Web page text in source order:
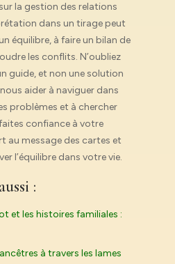
la gestion des relations
dans un tirage peut
équilibre, à faire un bilan de
les conflits. N’oubliez
guide, et non une solution
aider à naviguer dans
problèmes et à chercher
confiance à votre
au message des cartes et
l’équilibre dans votre vie.
:
et les histoires familiales :
à travers les lames